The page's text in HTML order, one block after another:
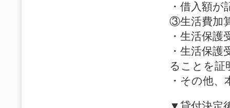
・借入額
③生活費加
・生活保
・生活保
ることを証
・その他